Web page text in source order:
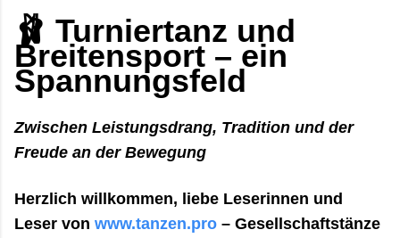
inszenierten Spektakel, hin zu echten Begegnungen
zwischen Musik, Bewegung und Menschen. Wer
heute durch Clubs, Tanzstudios und kleine Festivals
reist, merkt schnell: Die Szene verändert sich. Nicht
...
🩰 Turniertanz und
Breitensport – ein
Spannungsfeld
Zwischen Leistungsdrang, Tradition und der
Freude an der Bewegung
Herzlich willkommen, liebe Leserinnen und
Leser von www.tanzen.pro – Gesellschaftstänze